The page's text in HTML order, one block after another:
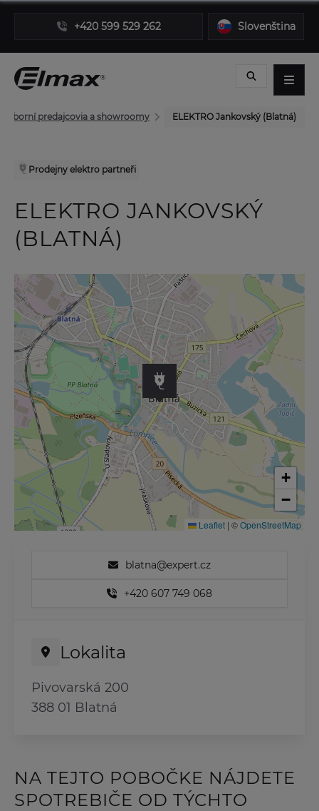
+420 599 529 262 Slovenština
Odborní predajcovia a showroomy ELEKTRO Jankovský (Blatná)
Prodejny elektro partneři
ELEKTRO JANKOVSKÝ
(BLATNÁ)
blatna@expert.cz
+420 607 749 068
Lokalita
Pivovarská 200
388 01 Blatná
+
−
Leaflet | ©OpenStreetMap
NA TEJTO POBOČKE NÁJDETE
SPOTREBIČE OD TÝCHTO